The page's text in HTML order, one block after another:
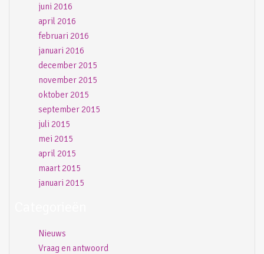
juni 2016
april 2016
februari 2016
januari 2016
december 2015
november 2015
oktober 2015
september 2015
juli 2015
mei 2015
april 2015
maart 2015
januari 2015
Nieuws
Vraag en antwoord